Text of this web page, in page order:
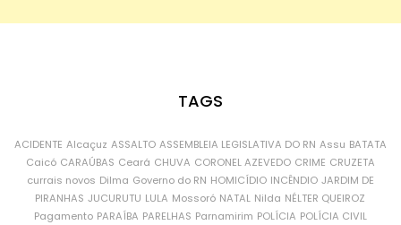
TAGS
ACIDENTE Alcaçuz ASSALTO ASSEMBLEIA LEGISLATIVA DO RN Assu BATATA
Caicó CARAÚBAS Ceará CHUVA CORONEL AZEVEDO CRIME CRUZETA
currais novos Dilma Governo do RN HOMICÍDIO INCÊNDIO JARDIM DE
PIRANHAS JUCURUTU LULA Mossoró NATAL Nilda NÉLTER QUEIROZ
Pagamento PARAÍBA PARELHAS Parnamirim POLÍCIA POLÍCIA CIVIL